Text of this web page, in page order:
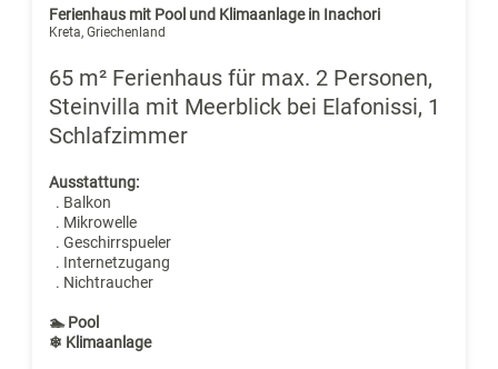
Ferienhaus mit Pool und Klimaanlage in Inachori
Kreta, Griechenland
65 m² Ferienhaus für max. 2 Personen,
Steinvilla mit Meerblick bei Elafonissi, 1
Schlafzimmer
Ausstattung:
. Balkon
. Mikrowelle
. Geschirrspueler
. Internetzugang
. Nichtraucher
🏊 Pool
❄ Klimaanlage